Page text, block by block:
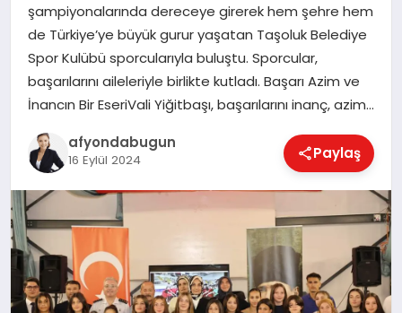
MAGAZIN
SAĞLIK
SIYASET
SPOR
YAŞAM
şampiyonalarında dereceye girerek hem şehre hem
de Türkiye’ye büyük gurur yaşatan Taşoluk Belediye
Spor Kulübü sporcularıyla buluştu. Sporcular,
başarılarını aileleriyle birlikte kutladı. Başarı Azim ve
İnancın Bir EseriVali Yiğitbaşı, başarılarını inanç, azim…
afyondabugun
16 Eylül 2024 Paylaş